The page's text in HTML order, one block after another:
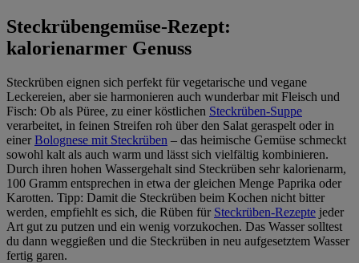
Steckrübengemüse-Rezept:
kalorienarmer Genuss
Steckrüben eignen sich perfekt für vegetarische und vegane
Leckereien, aber sie harmonieren auch wunderbar mit Fleisch und
Fisch: Ob als Püree, zu einer köstlichen Steckrüben-Suppe
verarbeitet, in feinen Streifen roh über den Salat geraspelt oder in
einerBolognese mit Steckrüben – das heimische Gemüse schmeckt
sowohl kalt als auch warm und lässt sich vielfältig kombinieren.
Durch ihren hohen Wassergehalt sind Steckrüben sehr kalorienarm,
100 Gramm entsprechen in etwa der gleichen Menge Paprika oder
Karotten. Tipp: Damit die Steckrüben beim Kochen nicht bitter
werden, empfiehlt es sich, die Rüben für Steckrüben-Rezepte jeder
Art gut zu putzen und ein wenig vorzukochen. Das Wasser solltest
du dann weggießen und die Steckrüben in neu aufgesetztem Wasser
fertig garen.